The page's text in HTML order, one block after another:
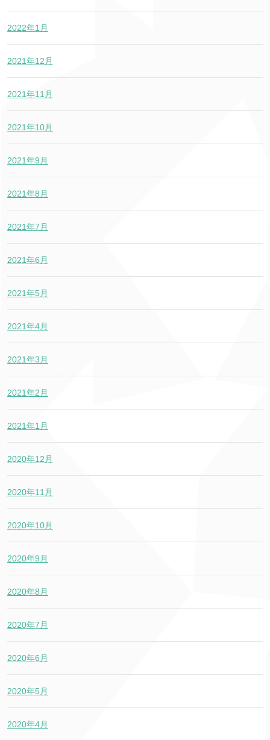
2022年1月
2021年12月
2021年11月
2021年10月
2021年9月
2021年8月
2021年7月
2021年6月
2021年5月
2021年4月
2021年3月
2021年2月
2021年1月
2020年12月
2020年11月
2020年10月
2020年9月
2020年8月
2020年7月
2020年6月
2020年5月
2020年4月